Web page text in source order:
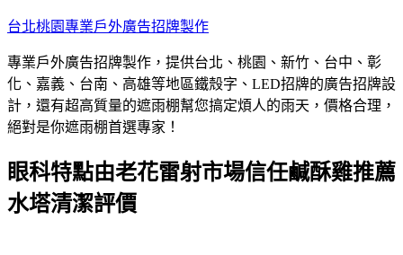
跳
主
要
內
容
台北桃園專業戶外廣告招牌製作
專業戶外廣告招牌製作，提供台北、桃園、新竹、台中、彰
化、嘉義、台南、高雄等地區鐵殼字、LED招牌的廣告招牌設
計，還有超高質量的遮雨棚幫您搞定煩人的雨天，價格合理，
絕對是你遮雨棚首選專家！
眼科特點由老花雷射市場信任鹹酥雞推薦
水塔清潔評價